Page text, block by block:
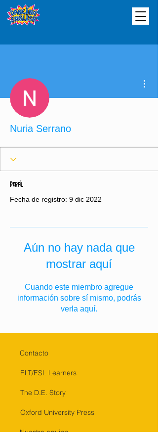
Nuria Serrano
Perfil
Fecha de registro: 9 dic 2022
Aún no hay nada que
mostrar aquí
Cuando este miembro agregue
información sobre sí mismo, podrás
verla aquí.
Contacto
ELT/ESL Learners
The D.E. Story
Oxford University Press
Nuestro equipo